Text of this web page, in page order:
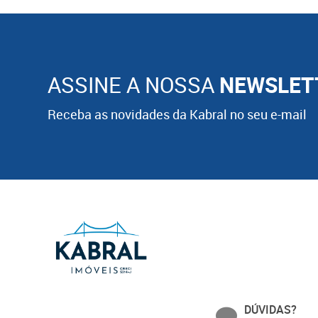
ASSINE A NOSSA
Receba as novidades da Kabral no seu e-mail
DÚVIDAS?